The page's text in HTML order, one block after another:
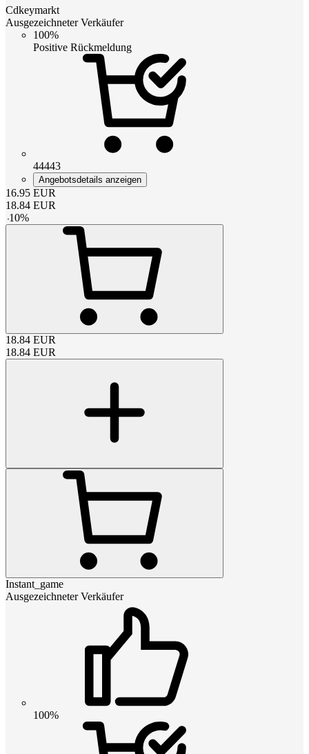
Cdkeymarkt
Ausgezeichneter Verkäufer
100%
Positive Rückmeldung
44443
Angebotsdetails anzeigen
16.95 EUR
18.84 EUR
-10%
18.84 EUR
18.84 EUR
Instant_game
Ausgezeichneter Verkäufer
100%